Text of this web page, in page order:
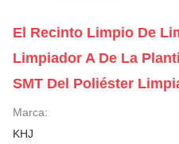
El Recinto Limpio De
Limpiador A De La
SMT Del Poliéster
Marca:
KHJ